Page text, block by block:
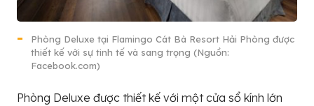
Phòng Deluxe tại Flamingo Cát Bà Resort Hải Phòng được
thiết kế với sự tinh tế và sang trọng (Nguồn:
Facebook.com)
Phòng Deluxe được thiết kế với một cửa sổ kính lớn